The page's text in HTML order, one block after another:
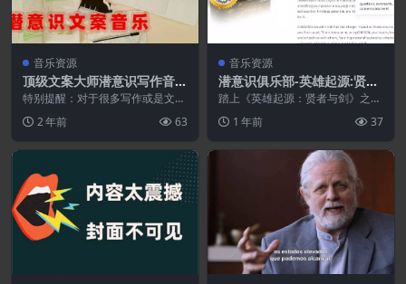
音乐资源
顶级文案大师潜意识写作音乐
2.0
特别提醒：对于很多写作或是文案
无从下笔！可以听一下...
2 年前 63
音乐资源
潜意识俱乐部-英雄起源:贤者
与刀锋
踏上《英雄起源：贤者与剑》之
或许笼罩在未开发潜能的...
1 年前 37